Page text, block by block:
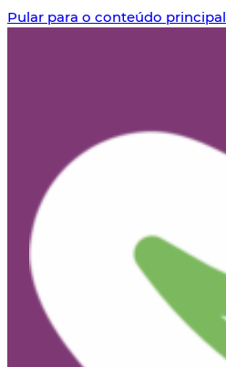
Pular para o conteúdo principal